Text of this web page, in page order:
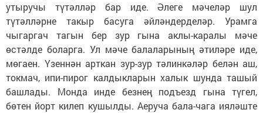
утыручы түтәлләр бар иде. Әлеге мәчеләр шул
түтәлләрне такыр басуга әйләндерделәр. Урамга
чыгаргач тагын бер зур гына аклы-каралы мәче
өстәлде боларга. Ул мәче балаларының әтиләре иде,
мөгаен. Үзеннән арткан зур-зур тәлинкәләр белән аш,
токмач, ипи-пирог калдыкларын халык шунда ташый
башлады. Монда инде безнең подъезд гына түгел,
бөтен йорт килеп кушылды. Аеруча бала-чага ияләште